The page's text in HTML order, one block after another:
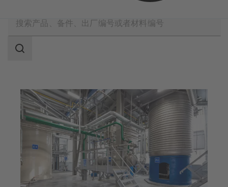
消费品化学品
搜
围